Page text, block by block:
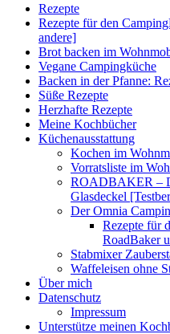
Rezepte
Rezepte für den
andere]
Brot backen im
Vegane Campingküche
Backen in der Pfanne:
Süße Rezepte
Herzhafte Rezepte
Meine Kochbücher
Küchenausstattung
Kochen im
Vorratsliste im
ROADBAKER –
Glasdeckel
Der Omnia
Rezepte für
RoadBaker
Stabmixer
Waffeleisen ohne
Über mich
Datenschutz
Impressum
Unterstütze meinen